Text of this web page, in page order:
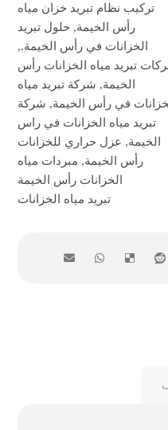
تركيب نظام تبريد خزان مياه
رأس الخيمة, حلول تبريد
الخزانات في رأس الخيمة.,
تبريد مياه الخزانات رأس
الخيمة, شركة تبريد مياه
في رأس الخيمة, شركة
تبريد مياه الخزانات في راس
الخيمة, عزل حراري للخزانات
رأس الخيمة, مبردات مياه
الخزانات رأس الخيمة
تبريد مياه الخزانات